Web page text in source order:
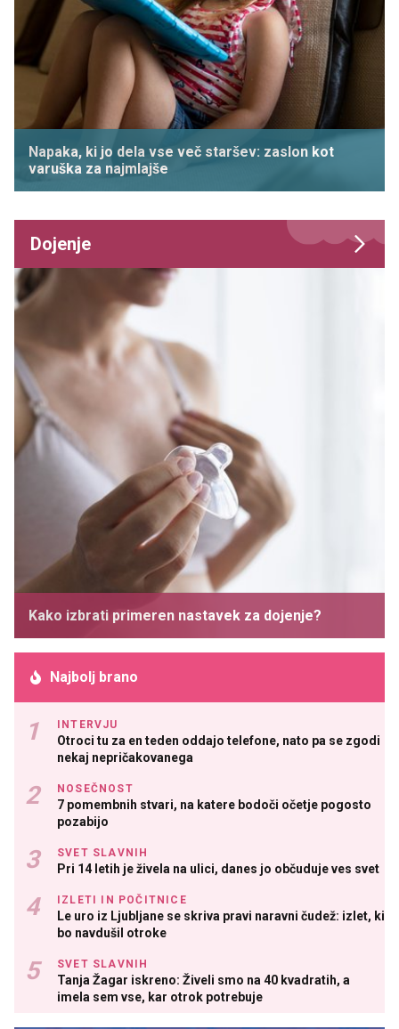
Napaka, ki jo dela vse več staršev: zaslon kot
varuška za najmlajše
Dojenje
Kako izbrati primeren nastavek za dojenje?
Najbolj brano
INTERVJU
Otroci tu za en teden oddajo telefone, nato pa se zgodi
nekaj nepričakovanega
NOSEČNOST
7 pomembnih stvari, na katere bodoči očetje pogosto
pozabijo
SVET SLAVNIH
Pri 14 letih je živela na ulici, danes jo občuduje ves svet
IZLETI IN POČITNICE
Le uro iz Ljubljane se skriva pravi naravni čudež: izlet, ki
bo navdušil otroke
SVET SLAVNIH
Tanja Žagar iskreno: Živeli smo na 40 kvadratih, a
imela sem vse, kar otrok potrebuje